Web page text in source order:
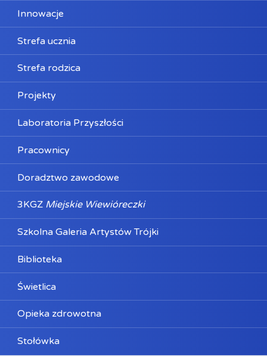
Innowacje
Strefa ucznia
Strefa rodzica
Projekty
Laboratoria Przyszłości
Pracownicy
Doradztwo zawodowe
3KGZ Miejskie Wiewióreczki
Szkolna Galeria Artystów Trójki
Biblioteka
Świetlica
Opieka zdrowotna
Stołówka